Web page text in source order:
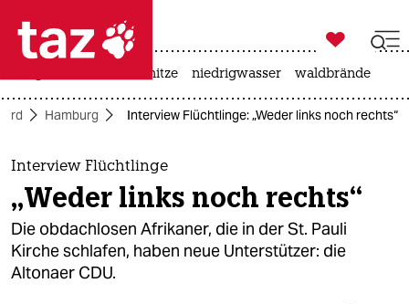
 taz zahl ich
taz zahl ich
themen
politik
öko

taz zahl ich
hitze niedrigwasser waldbrände
Hamburg Interview Flüchtlinge: „Weder links noch rechts“
Interview Flüchtlinge
„Weder links noch rechts“
Die obdachlosen Afrikaner, die in der St. Pauli
Kirche schlafen, haben neue Unterstützer: die
Altonaer CDU.